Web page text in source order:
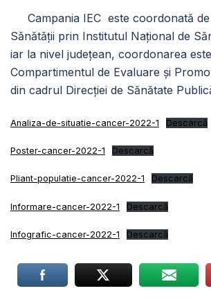
Campania IEC este coordonată
Sănătăţii prin Institutul Naţional de
iar la nivel judeţean, coordonarea
Compartimentul de Evaluare și
din cadrul Direcției de Sănătate
Analiza-de-situatie-cancer-2022-1 Descarcă
Poster-cancer-2022-1 Descarcă
Pliant-populatie-cancer-2022-1 Descarcă
Informare-cancer-2022-1 Descarcă
Infografic-cancer-2022-1 Descarcă